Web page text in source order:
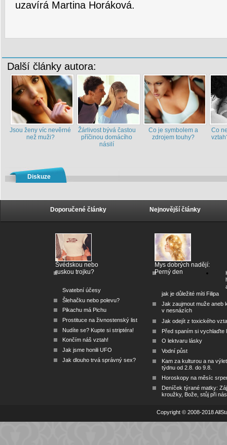
uzavírá Martina Horáková.
Další články autora:
Jsou ženy víc nevěrné
než muži?
Žárlivost bývá častou
příčinou domácího
násilí
Co je symbolem a
zdrojem touhy?
Co
Diskuze
Doporučené články
Švédskou nebo
ruskou trojku?
Svatební účesy
Šlehačku nebo polevu?
Pikachu má Pichu
Prostituce na živnostenský list
Nudíte se? Kupte si striptéra!
Končím náš vztah!
Jak jsme honili UFO
Jak dlouho trvá správný sex?
Nejnovější články
Mys dobrých nadějí:
Perný den
jak je důležité míti Filipa
Jak zaujmout muže aneb
v nesnázích
Jak odejít z toxického
Před spaním si vychlaďte
O lektvaru lásky
Vodní půst
Kam za kulturou a na
týdnu od 2.8. do 9.8.
Horoskopy na měsíc
Deníček týrané matky:
kroužky, Bože, stůj při nás
Copyright © 2008-2018